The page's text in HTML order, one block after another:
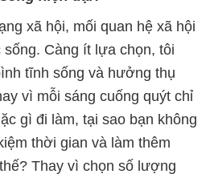
xã hội, mối quan hệ xã hội
Càng ít lựa chọn, tôi
tĩnh sống và hưởng thụ
vì mỗi sáng cuống quýt chỉ
gì đi làm, tại sao bạn không
thời gian và làm thêm
Thay vì chọn số lượng